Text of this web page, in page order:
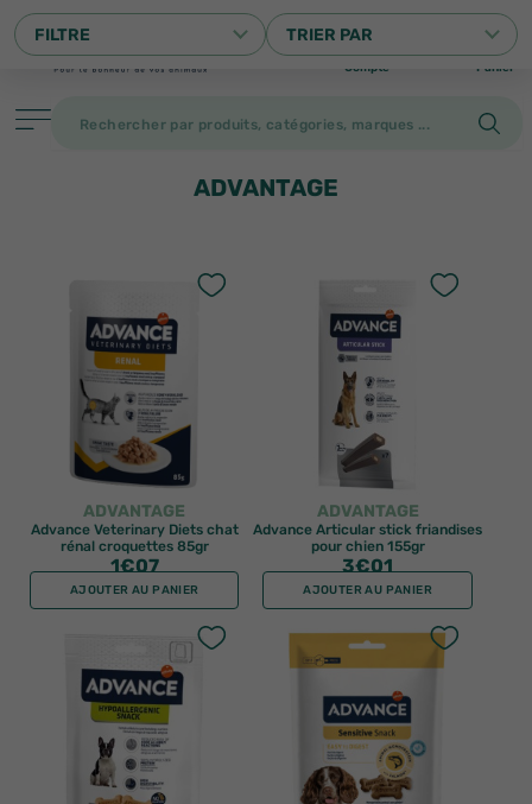
Compte Panier
PRODUITS
TRIER PAR
FILTRE
ADVANTAGE
ADVANTAGE
Advance Veterinary Diets chat
rénal croquettes 85gr
1€07
AJOUTER AU PANIER
ADVANTAGE
Advance Articular stick friandises
pour chien 155gr
3€01
AJOUTER AU PANIER